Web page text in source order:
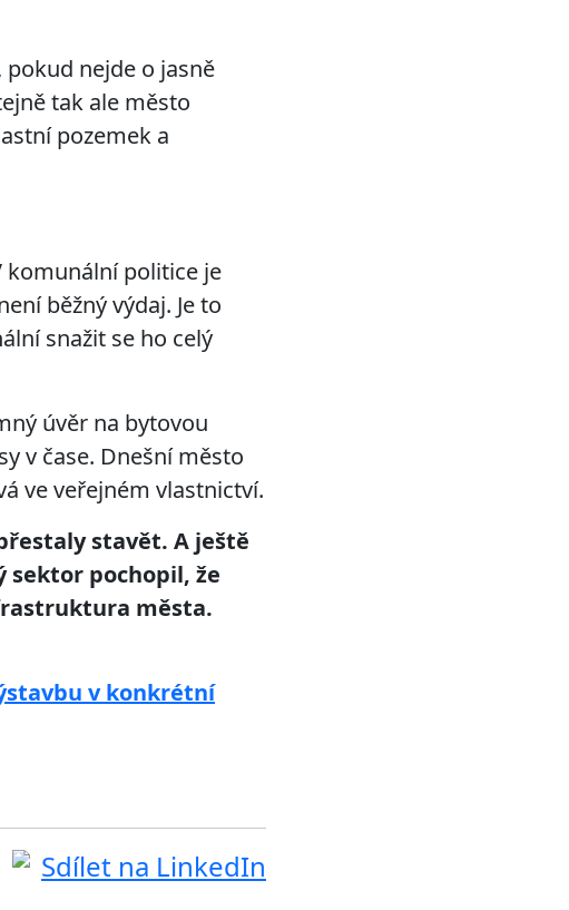
pokud nejde o jasně
tak ale město
pozemek a
komunální politice je
běžný výdaj. Je to
snažit se ho celý
úvěr na bytovou
v čase. Dnešní město
ve veřejném vlastnictví.
stavět. A ještě
pochopil, že
města.
v konkrétní
Sdílet na LinkedIn